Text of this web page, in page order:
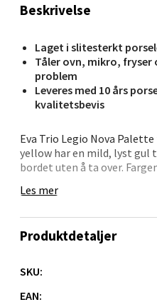
Beskrivelse
Laget i slitesterkt
Tåler ovn, mikro, fryser
problem
Leveres med 10 års
kvalitetsbevis
Eva Trio Legio Nova
yellow har en mild, lyst gul
bordet uten å ta over.
kanten, som kjennetegner
Tallerkenen måler 22 cm
slitesterkt porselen som
oppvaskmaskin. Det gjør
Les mer
Produktdetaljer
SKU:
EAN:
Brodtkorbsgate 7, 1338
0 i butikk
Bergen - Thon
Sartorvegen 12, 5353
0 i butikk